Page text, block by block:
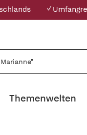
✓
Themenwelten